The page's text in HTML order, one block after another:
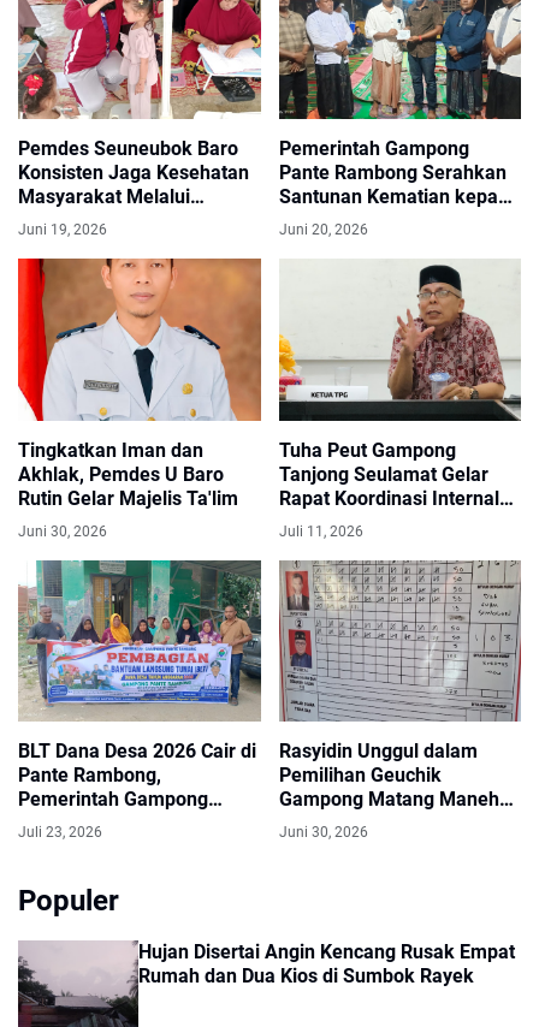
Pemdes Seuneubok Baro
Konsisten Jaga Kesehatan
Masyarakat Melalui
Posyandu dan Posbindu
Juni 19, 2026
Pemerintah Gampong
Pante Rambong Serahkan
Santunan Kematian kepada
Keluarga Almarhum Tgk
Juni 20, 2026
Tingkatkan Iman dan
Akhlak, Pemdes U Baro
Rutin Gelar Majelis Ta'lim
Juni 30, 2026
Tuha Peut Gampong
Tanjong Seulamat Gelar
Rapat Koordinasi Internal
Perkuat Sinergi Antar
Lembaga
Juli 11, 2026
BLT Dana Desa 2026 Cair di
Pante Rambong,
Pemerintah Gampong
Pastikan Tepat Sasaran
Juli 23, 2026
Rasyidin Unggul dalam
Pemilihan Geuchik
Gampong Matang Maneh
Periode 2026–2032
Juni 30, 2026
Populer
Hujan Disertai Angin Kencang Rusak Empat
Rumah dan Dua Kios di Sumbok Rayek